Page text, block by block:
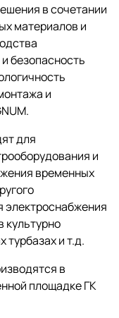
в сочетании
материалов и
безопасность
и
для
и
временных
электроснабжения
культурно
турбазах и т.д.
в
площадке ГК